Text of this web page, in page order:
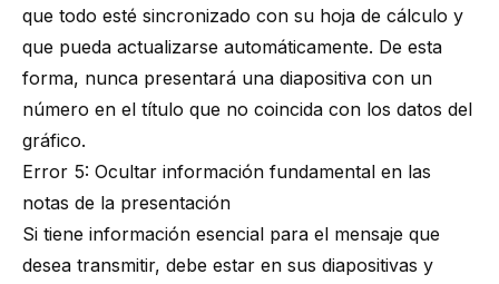
que todo esté sincronizado con su hoja de cálculo y
que pueda actualizarse automáticamente. De esta
forma, nunca presentará una diapositiva con un
número en el título que no coincida con los datos del
gráfico.
Error 5: Ocultar información fundamental en las
notas de la presentación
Si tiene información esencial para el mensaje que
desea transmitir, debe estar en sus diapositivas y